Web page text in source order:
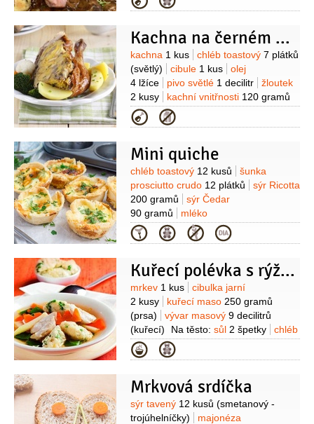
1 lžíce
šunka100 gramů
petržel
2 kusy (sníh) Kachna na černém pivu se zázvorem
Suroviny
kachna 1 kus chléb toastový 7 plátků
(světlý)
cibule 1 kus
olej
4 lžíce
pivo světlé 1 decilitr
žloutek
2 kusy
kachní vnitřnosti 120 gramů
(játra)
pepř černý
1 špetka (mletý)
Kategorie
Mini quiche
Suroviny
chléb toastový 12 kusů
šunka
prosciutto crudo 12 plátků
sýr Ricotta
200 gramů
sýr Čedar
90 gramů
mléko
125 mililitrů
semínka sezamová
ozdobení)
tymián(čerstvý k
podávání)
máslo(na vymazání
formy)
Kategorie
Kuřecí polévka s rýžovými nočky
Suroviny
mrkev 1 kus
cibulka jarní
2 kusy
kuřecí maso 250 gramů
(prsa)
vývar masový 9 decilitrů
(kuřecí)
Na těsto: sůl 2 špetky
chléb
toastový2 plátky
250 gramů (vařená nebo
30 gramů
pažitka1 lžíce
(nakrájená)
pepř bílý
1 špetka
(mletý)
Kategorie
Mrkvová srdíčka
Suroviny
sýr tavený 12 kusů (smetanový -
trojúhelníčky)
majonéza